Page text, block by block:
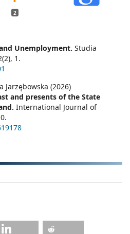
2
Unemployment. Studia
(2), 1.
Jarzębowska (2026)
and presents of the State
International Journal of